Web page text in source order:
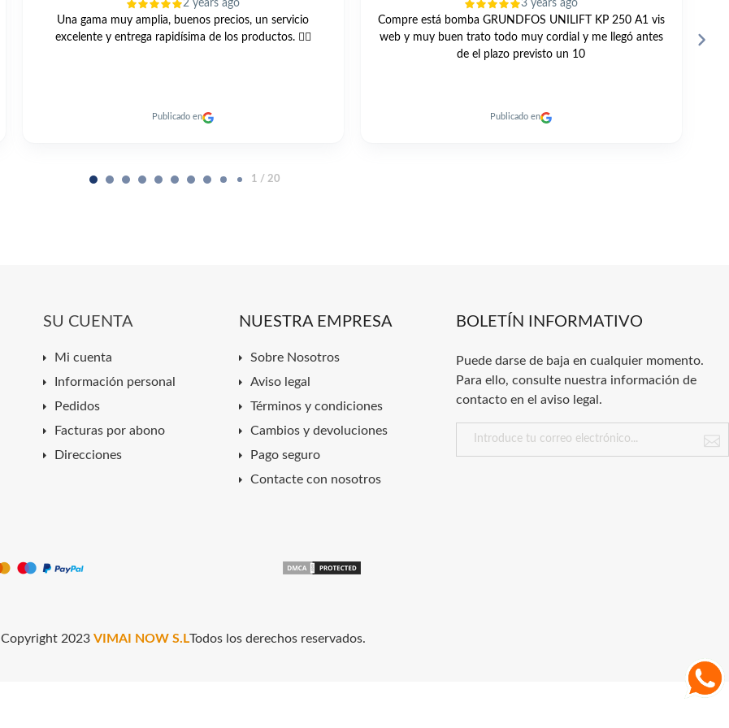
3 years ago
Compre está bomba GRUNDFOS UNILIFT KP 250 A1 vis
web y muy buen trato todo muy cordial y me llegó antes
Publicado en
3 years ago
GRAN TRATO PROFESIONAL Y PERSONAL. TODO
MUY RAPIDO. RECOMENDABLE 100% A DIA DE HOY.
Publicado en
2 / 20
SU CUENTA
Mi cuenta
Información personal
Pedidos
Facturas por abono
Direcciones
NUESTRA EMPRESA
Sobre Nosotros
Aviso legal
Términos y condiciones
Cambios y devoluciones
Pago seguro
Contacte con nosotros
BOLETÍN INFORMATIVO
Puede darse de baja en cualquier momento.
Para ello, consulte nuestra información de
contacto en el aviso legal.
Copyright 2023 VIMAI NOW S.LTodos los derechos reservados.